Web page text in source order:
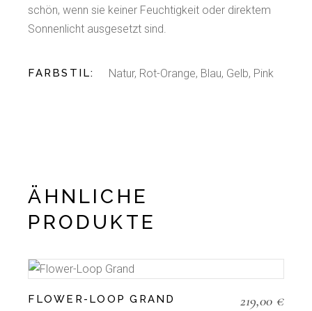
schön, wenn sie keiner Feuchtigkeit oder direktem
Sonnenlicht ausgesetzt sind.
FARBSTIL Natur, Rot-Orange, Blau, Gelb, Pink
ÄHNLICHE
PRODUKTE
FLOWER-LOOP GRAND 219,00 €